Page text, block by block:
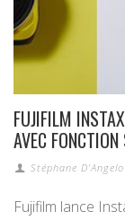
FUJIFILM
AVEC FONCTION
Stéphane D'Angelo
Fujifilm lance